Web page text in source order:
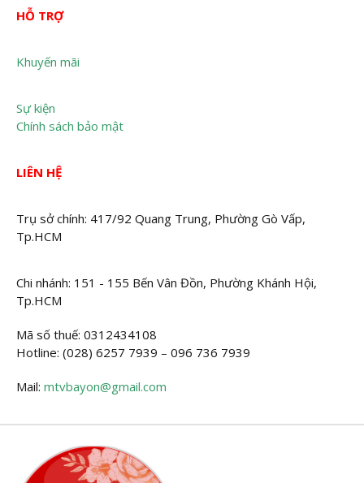
HỖ TRỢ
Khuyến mãi
Sự kiện
Chính sách bảo mật
LIÊN HỆ
Trụ sở chính: 417/92 Quang Trung, Phường Gò Vấp,
Tp.HCM
Chi nhánh: 151 - 155 Bến Vân Đồn, Phường Khánh Hội,
Tp.HCM
Mã số thuế: 0312434108
Hotline: (028) 6257 7939 – 096 736 7939
Mail: mtvbayon@gmail.com